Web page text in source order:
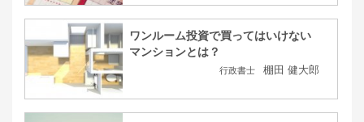
ワンルーム投資で買ってはいけない
マンションとは？
行政書士 棚田 健大郎